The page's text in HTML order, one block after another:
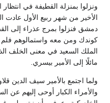
ونزلوا بمنزلة القطيفة في
الأخير من شهر ربيع الأول
دمشق فنزلوا بمرج عذراء إلى
كوندك ومن معه واستمالوهم
الملك السعيد في معنى الخلف
مائلًا إلى الأمير بيسري‏.‏
ولما اجتمع بالأمير سيف الدين
والأمراء الكبار أوحى إليهم